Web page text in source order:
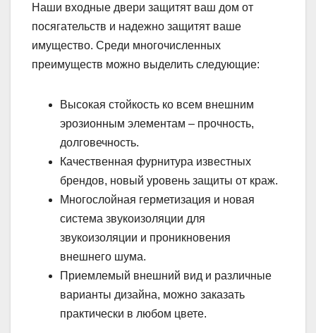
Наши входные двери защитят ваш дом от
посягательств и надежно защитят ваше
имущество. Среди многочисленных
преимуществ можно выделить следующие:
Высокая стойкость ко всем внешним
эрозионным элементам – прочность,
долговечность.
Качественная фурнитура известных
брендов, новый уровень защиты от краж.
Многослойная герметизация и новая
система звукоизоляции для
звукоизоляции и проникновения
внешнего шума.
Приемлемый внешний вид и различные
варианты дизайна, можно заказать
практически в любом цвете.